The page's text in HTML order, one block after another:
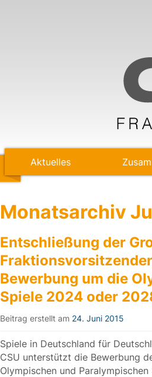
Aktuelles
Monatsarchiv
Entschließung der
Bewerbung um die
Spiele 2024 oder
Beitrag erstellt am 24. Juni 2015
Spiele in Deutschland für
CSU unterstützt die Bewerbung
Olympischen und